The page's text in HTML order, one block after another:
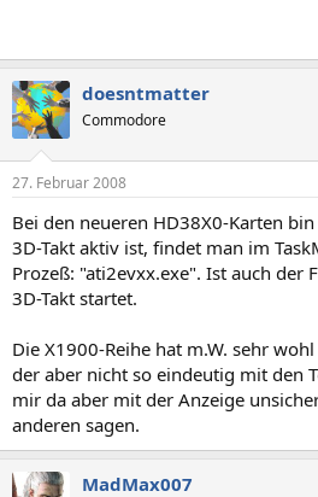
doesntmatter
Commodore
27. Februar 2008
Bei den neueren HD38X0-Karten
3D-Takt aktiv ist, findet man im
Prozeß: "ati2evxx.exe". Ist auch der
3D-Takt startet.
Die X1900-Reihe hat m.W. sehr
der aber nicht so eindeutig mit den
mir da aber mit der Anzeige
anderen sagen.
MadMax007